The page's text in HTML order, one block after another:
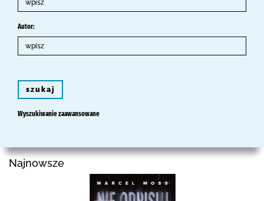
Autor:
szukaj
Wyszukiwanie zaawansowane
Najnowsze